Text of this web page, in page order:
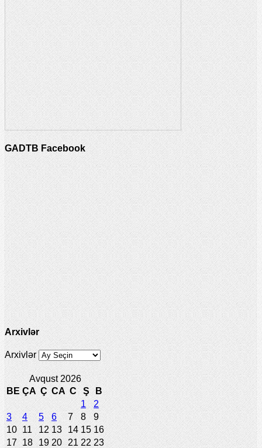
GADTB Facebook
Arxivlər
Arxivlər
Avqust 2026
BE ÇA Ç CA C Ş
B
1
2
3
4 5 6 7 8
9
10 11 12 13 14 15 16
17 18 19 20 21 22 23